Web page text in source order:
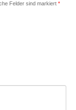
Felder sind markiert *